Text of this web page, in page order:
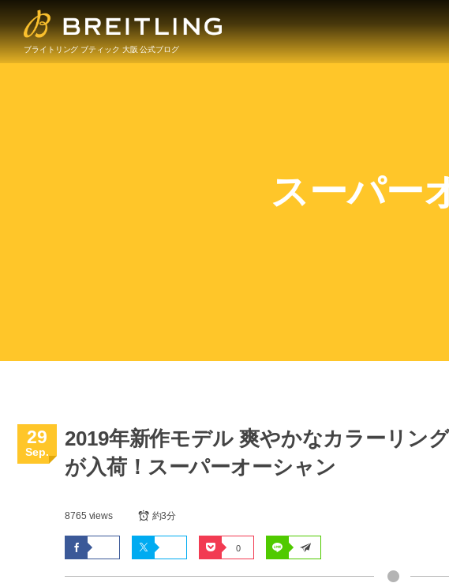
ブライトリング ブティック 大阪 公式ブログ
スーパー
29
Sep.
2019年新作モデル 爽やかなカラーリン
が入荷！スーパーオーシャン
8765 views 約3分
0